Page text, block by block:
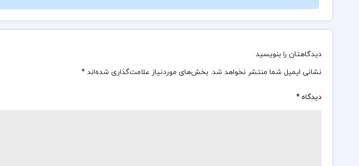
دیدگاهتان را بنویسید
نشانی ایمیل شما منتشر نخواهد شد. بخش‌های موردنیاز علامت‌گذاری شده‌اند*
دیدگاه*